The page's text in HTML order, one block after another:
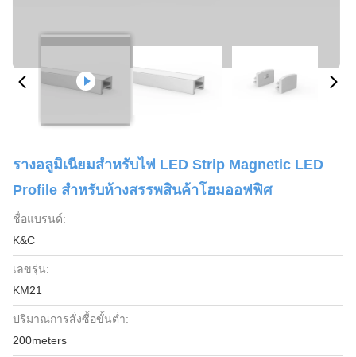
รางอลูมิเนียมสำหรับไฟ LED Strip Magnetic LED
Profile สำหรับห้างสรรพสินค้าโฮมออฟฟิศ
ชื่อแบรนด์:
K&C
เลขรุ่น:
KM21
ปริมาณการสั่งซื้อขั้นต่ำ:
200meters